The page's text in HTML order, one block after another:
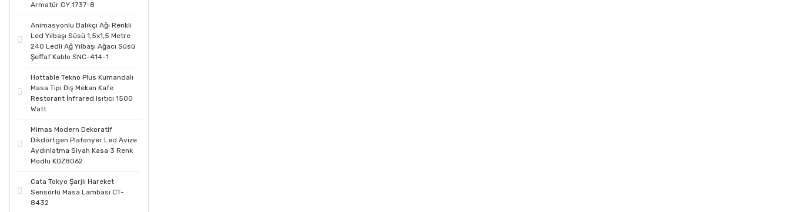
Armatür GY 1737-8
Animasyonlu Balıkçı Ağı Renkli
Led Yılbaşı Süsü 1,5x1,5 Metre
240 Ledli Ağ Yılbaşı Ağacı Süsü
Şeffaf Kablo SNC-414-1
Hottable Tekno Plus Kumandalı
Masa Tipi Dış Mekan Kafe
Restorant İnfrared Isıtıcı 1500
Watt
Mimas Modern Dekoratif
Dikdörtgen Plafonyer Led Avize
Aydınlatma Siyah Kasa 3 Renk
Modlu KOZ8062
Cata Tokyo Şarjlı Hareket
Sensörlü Masa Lambası CT-
8432